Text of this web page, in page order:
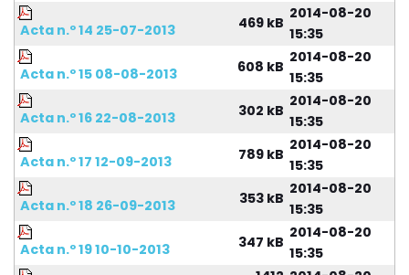
Acta n.º 14 25-07-2013 469 kB
2014-08-20
15:35
Acta n.º 15 08-08-2013 608 kB
2014-08-20
15:35
Acta n.º 16 22-08-2013 302 kB
2014-08-20
15:35
Acta n.º 17 12-09-2013 789 kB
2014-08-20
15:35
Acta n.º 18 26-09-2013 353 kB
2014-08-20
15:35
Acta n.º 19 10-10-2013 347 kB
2014-08-20
15:35